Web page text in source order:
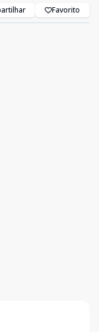
Favorito